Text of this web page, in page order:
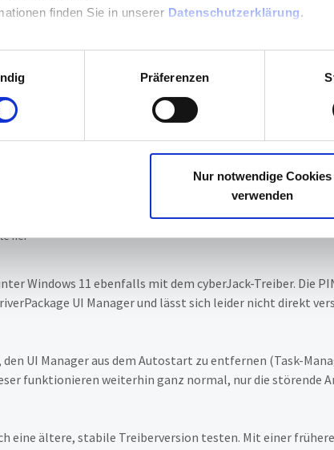
finden Sie in unserer Datenschutzerklärung.
Präferenzen
Nur notwendige Cookies
verwenden
her
dass diese Anzeige verschwindet, wenn man im
Dialog macht.
her
Windows 11 ebenfalls mit dem cyberJack-Treiber. Die
UI Manager und lässt sich leider nicht direkt
UI Manager aus dem Autostart zu entfernen (Task-
funktionieren weiterhin ganz normal, nur die störende
eine ältere, stabile Treiberversion testen. Mit einer